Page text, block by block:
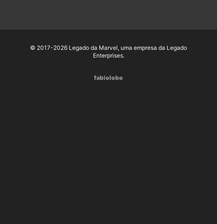
© 2017-2026 Legado da Marvel, uma empresa da Legado
Enterprises.
fabiolobo